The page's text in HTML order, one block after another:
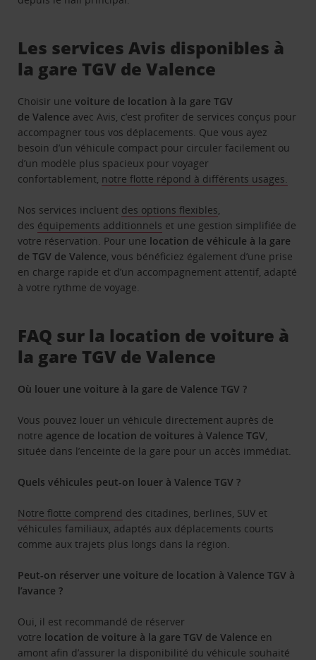
Les services Avis disponibles à
la gare TGV de Valence
Choisir unevoiture de location à la gare TGV
de Valence avec Avis, c’est profiter de services conçus pour
accompagner tous vos déplacements. Que vous ayez
besoin d’un véhicule compact pour circuler facilement ou
d’un modèle plus spacieux pour voyager
confortablement, notre flotte répond à différents usages.
Nos services incluent des options flexibles
des équipements additionnels et une gestion simplifiée de
votre réservation. Pour une location de véhicule à la gare
de TGV de Valence , vous bénéficiez également d’une prise
en charge rapide et d’un accompagnement attentif, adapté
à votre rythme de voyage.
FAQ sur la location de voiture à
la gare TGV de Valence
Où louer une voiture à la gare de Valence TGV ?
Vous pouvez louer un véhicule directement auprès de
notre agence de location de voitures à Valence TGV
située dans l’enceinte de la gare pour un accès immédiat.
Quels véhicules peut-on louer à Valence TGV ?
Notre flotte comprend des citadines, berlines, SUV et
véhicules familiaux, adaptés aux déplacements courts
comme aux trajets plus longs dans la région.
Peut-on réserver une voiture de location à Valence TGV à
l’avance ?
Oui, il est recommandé de réserver
votre location de voiture à la gare TGV de Valence en
amont afin d’assurer la disponibilité du véhicule souhaité